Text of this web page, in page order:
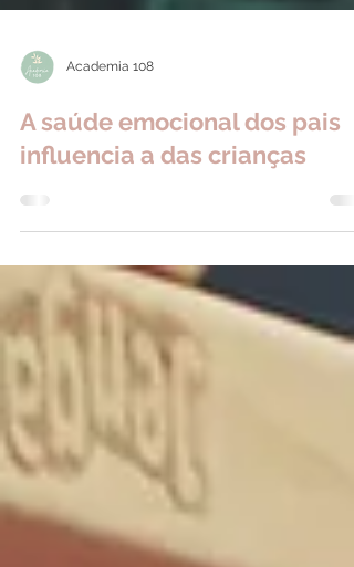
Academia 108
A saúde emocional dos pais
influencia a das crianças